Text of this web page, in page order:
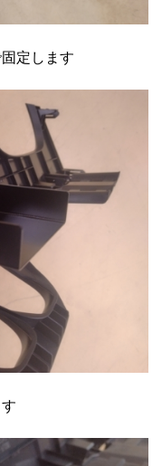
定します